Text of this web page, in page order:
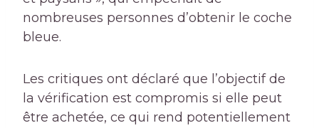
nombreuses personnes d’obtenir le coche
bleue.
Les critiques ont déclaré que l’objectif de
la vérification est compromis si elle peut
être achetée, ce qui rend potentiellement